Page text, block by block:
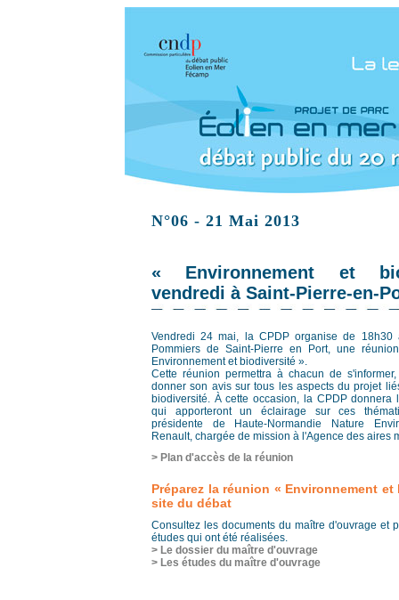
N°06 - 21 Mai 2013
« Environnement et
vendredi à Saint-Pierre-en-
Vendredi 24 mai, la CPDP organise de
Pommiers de Saint-Pierre en Port, une
Environnement et biodiversité ».
Cette réunion permettra à chacun de
donner son avis sur tous les aspects du projet
biodiversité. À cette occasion, la CPDP
qui apporteront un éclairage sur ces
présidente de Haute-Normandie Nature
Renault, chargée de mission à l'Agence des aires
> Plan d'accès de la réunion
Préparez la réunion « Environnement
site du débat
Consultez les documents du maître d'ouvrage et
études qui ont été réalisées.
> Le dossier du maître d'ouvrage
> Les études du maître d'ouvrage